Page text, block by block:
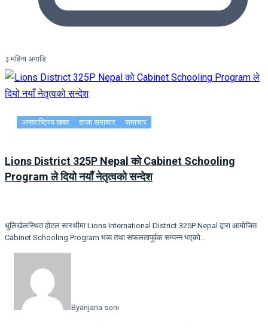
३ महिना अगाडि
अन्तराष्ट्रिय खबर ताजा समाचार समाचार
Lions District 325P Nepal को Cabinet Schooling
Program ले दियो नयाँ नेतृत्वको सन्देश
धुलिखेलस्थित होटल सारथीमा Lions International District 325P Nepal द्वारा आयोजित
Cabinet Schooling Program भव्य तथा सफलतापूर्वक सम्पन्न भएको…
Byanjana soni